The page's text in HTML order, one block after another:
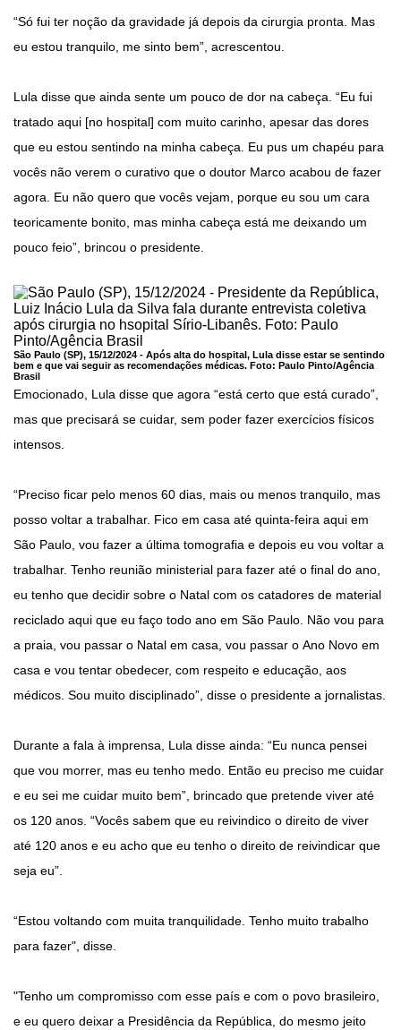
“Só fui ter noção da gravidade já depois da cirurgia pronta. Mas
eu estou tranquilo, me sinto bem”, acrescentou.
Lula disse que ainda sente um pouco de dor na cabeça. “Eu fui
tratado aqui [no hospital] com muito carinho, apesar das dores
que eu estou sentindo na minha cabeça. Eu pus um chapéu para
vocês não verem o curativo que o doutor Marco acabou de fazer
agora. Eu não quero que vocês vejam, porque eu sou um cara
teoricamente bonito, mas minha cabeça está me deixando um
pouco feio”, brincou o presidente.
São Paulo (SP), 15/12/2024 - Após alta do hospital, Lula disse estar se sentindo
bem e que vai seguir as recomendações médicas. Foto: Paulo Pinto/Agência
Brasil
Emocionado, Lula disse que agora “está certo que está curado”,
mas que precisará se cuidar, sem poder fazer exercícios físicos
intensos.
“Preciso ficar pelo menos 60 dias, mais ou menos tranquilo, mas
posso voltar a trabalhar. Fico em casa até quinta-feira aqui em
São Paulo, vou fazer a última tomografia e depois eu vou voltar a
trabalhar. Tenho reunião ministerial para fazer até o final do ano,
eu tenho que decidir sobre o Natal com os catadores de material
reciclado aqui que eu faço todo ano em São Paulo. Não vou para
a praia, vou passar o Natal em casa, vou passar o Ano Novo em
casa e vou tentar obedecer, com respeito e educação, aos
médicos. Sou muito disciplinado”, disse o presidente a jornalistas.
Durante a fala à imprensa, Lula disse ainda: “Eu nunca pensei
que vou morrer, mas eu tenho medo. Então eu preciso me cuidar
e eu sei me cuidar muito bem”, brincado que pretende viver até
os 120 anos. “Vocês sabem que eu reivindico o direito de viver
até 120 anos e eu acho que eu tenho o direito de reivindicar que
seja eu”.
“Estou voltando com muita tranquilidade. Tenho muito trabalho
para fazer", disse.
"Tenho um compromisso com esse país e com o povo brasileiro,
e eu quero deixar a Presidência da República, do mesmo jeito